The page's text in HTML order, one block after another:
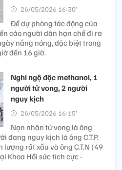
26/05/2026 16:30’
Để dự phòng tác động của
cáo người dân hạn chế đi ra
nắng nóng, đặc biệt trong
đến 16 giờ.
Nghi ngộ độc methanol, 1
người tử vong, 2 người
nguy kịch
26/05/2026 16:15’
Nạn nhân tử vong là ông
đang nguy kịch là ông C.T.P.
rất xấu và ông C.T.N (49
Khoa Hồi sức tích cực -